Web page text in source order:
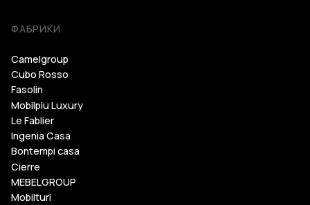
ФАБРИКИ
Camelgroup
Cubo Rosso
Fasolin
Mobilpiu Luxury
Le Fablier
Ingenia Casa
Bontempi casa
Cierre
MEBELGROUP
Mobilturi